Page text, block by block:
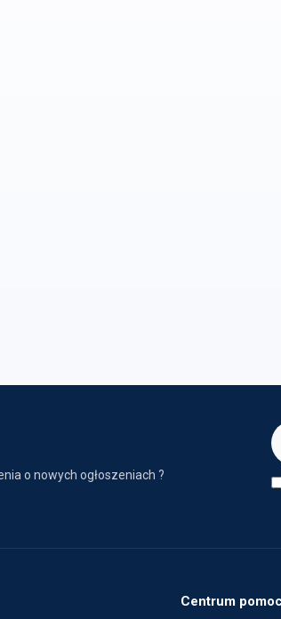
o nowych ogłoszeniach ?
Centrum